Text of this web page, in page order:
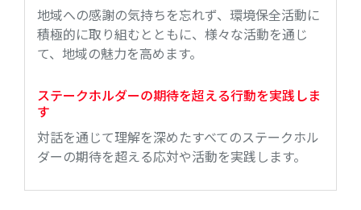
地域への感謝の気持ちを忘れず、環境保全活動に
積極的に取り組むとともに、様々な活動を通じ
て、地域の魅力を高めます。
ステークホルダーの期待を超える行動を実践しま
す
対話を通じて理解を深めたすべてのステークホル
ダーの期待を超える応対や活動を実践します。